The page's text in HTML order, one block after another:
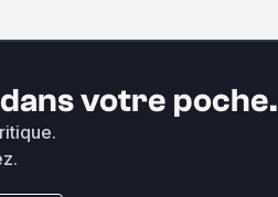
votre poche.